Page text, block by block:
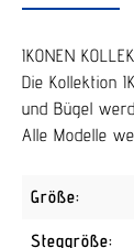
IKONEN
Die Kollektion
und Bügel
Alle Modelle
Größe:
Steggröße: